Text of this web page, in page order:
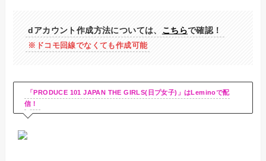
dアカウント作成方法については、 こちらで確認！
※ドコモ回線でなくても作成可能
「PRODUCE 101 JAPAN THE GIRLS(日プ女子)」はLeminoで配
信！